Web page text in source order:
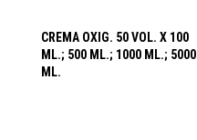
CREMA OXIG. 50 VOL. X 100
ML.; 500 ML.; 1000 ML.; 5000
ML.